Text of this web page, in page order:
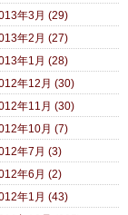
年3月 (29)
年2月 (27)
年1月 (28)
年12月 (30)
年11月 (30)
年10月 (7)
年7月 (3)
年6月 (2)
年1月 (43)